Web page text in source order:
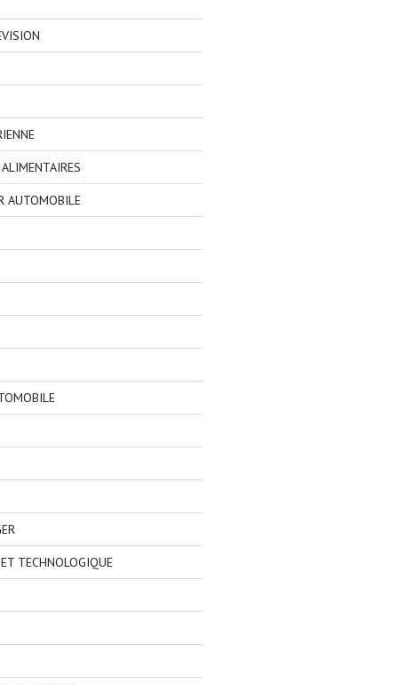
AUTOMOBILE
TECHNOLOGIQUE